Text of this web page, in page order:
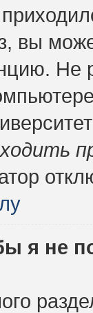
вы
Не
я не